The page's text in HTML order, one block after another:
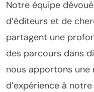
Notre équipe
d’éditeurs et de
partagent une
des parcours dans
nous apportons une
d’expérience à